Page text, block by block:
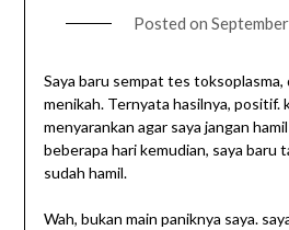
Posted on
Saya baru sempat tes toksoplasma,
menikah. Ternyata hasilnya,
menyarankan agar saya jangan
beberapa hari kemudian, saya baru
sudah hamil.
Wah, bukan main paniknya saya.